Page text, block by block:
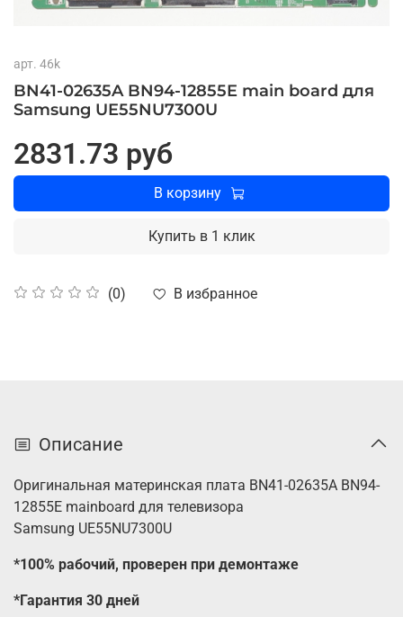
арт. 46k
BN41-02635A BN94-12855E main board для
Samsung UE55NU7300U
(0) В избранное
2831.73 руб
В корзину
Купить в 1 клик
Описание
Оригинальная материнская плата BN41-02635A BN94-
12855E mainboard для телевизора
Samsung UE55NU7300U
*100% рабочий, проверен при демонтаже
*Гарантия 30 дней